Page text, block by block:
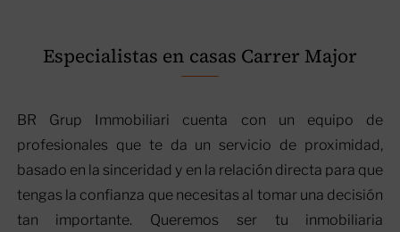
Especialistas en casas Carrer Major
BR Grup Immobiliari cuenta con un equipo de
profesionales que te da un servicio de proximidad,
basado en la sinceridad y en la relación directa para que
tengas la confianza que necesitas al tomar una decisión
tan importante. Queremos ser tu inmobiliaria